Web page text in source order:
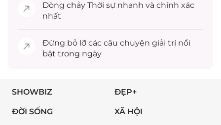
Dòng chảy Thời sự nhanh và chính xác
nhất
Đừng bỏ lỡ các câu chuyện giải trínổi
bật trong ngày
SHOWBIZ ĐẸP+
ĐỜI SỐNG XÃ HỘI